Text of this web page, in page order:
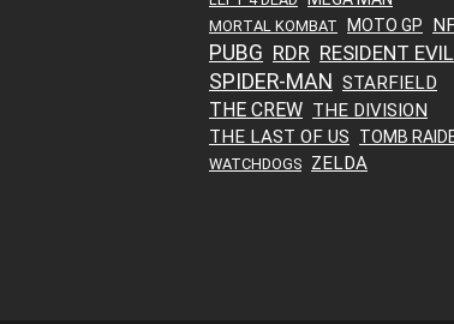
MORTAL KOMBAT MOTO GP
PUBG RDR RESIDENT EVIL
SPIDER-MAN STARFIELD
THE CREW THE DIVISION
THE LAST OF US
TOMB
WATCHDOGS ZELDA